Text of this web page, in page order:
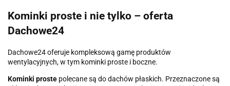
Kominki proste i nie tylko – oferta
Dachowe24
Dachowe24 oferuje kompleksową gamę produktów
wentylacyjnych, w tym kominki proste i boczne.
Kominki proste polecane są do dachów płaskich. Przeznaczone są